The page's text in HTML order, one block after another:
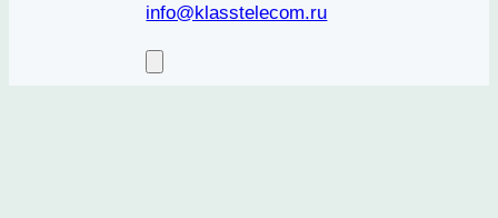
info@klasstelecom.ru